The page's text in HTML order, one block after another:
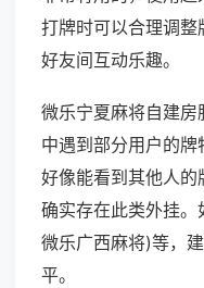
打牌时可以合理调
好友间互动乐趣。
微乐宁夏麻将自建
中遇到部分用户的
好像能看到其他人的
确实存在此类外挂
微乐广西麻将)等，
平。